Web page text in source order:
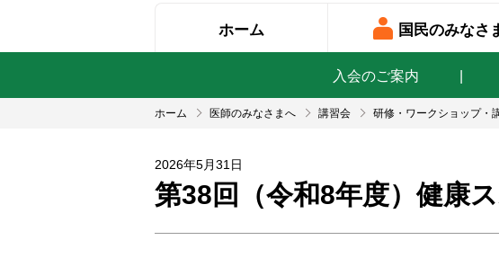
ホーム 国民のみなさ
入会のご案内
ホーム 医師のみなさまへ 講習会 研修・ワークショップ・
2026年5月31日
第38回（令和8年度）健康